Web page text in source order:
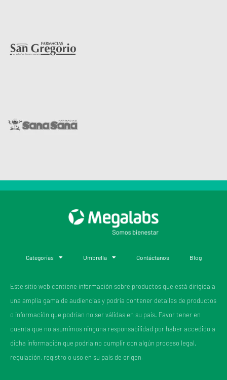
Categorías Umbrella Contáctanos Blog
Este sitio web contiene información sobre productos que está dirigida a
una amplia gama de audiencias y podría contener detalles de productos
o información que podrían no ser válidas en su país. Favor tener en
cuenta que no asumimos ninguna responsabilidad por haber accedido a
dicha información que podría no cumplir con algún proceso legal,
regulación, registro o uso en su país de origen.